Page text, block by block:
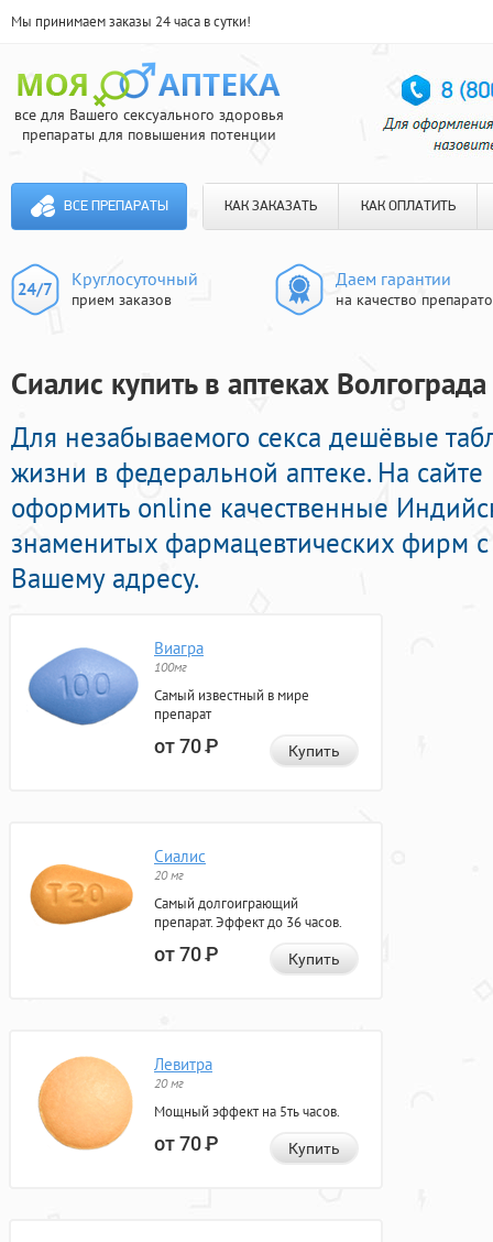
Мы принимаем заказы 24 часа в сутки!
все для Вашего сексуального здоровья
препараты для повышения потенции
ВСЕ ПРЕПАРАТЫ КАК ЗАКАЗАТЬ КАК ОПЛАТИТЬ
Круглосуточный
прием заказов
Даем гарантии
на качество
Сиалис купить в аптеках
Для незабываемого секса дешёвые
жизни в федеральной аптеке. На
оформить online качественные
знаменитых фармацевтических фирм
Вашему адресу.
Виагра
100мг
Самый известный в мире
препарат
от 70Р Купить
Сиалис
20 мг
Самый долгоиграющий
препарат. Эффект до 36 часов.
от 70Р Купить
Левитра
20 мг
Мощный эффект на 5ть часов.
от 70Р Купить